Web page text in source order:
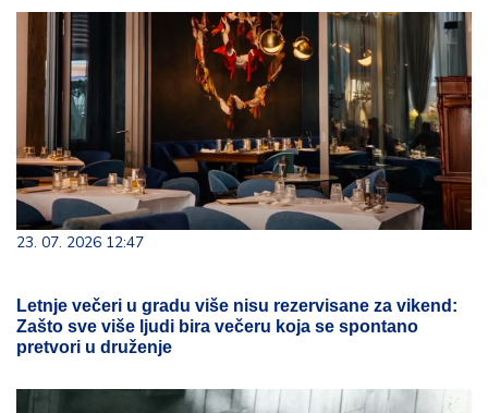
23. 07. 2026 12:47
Letnje večeri u gradu više nisu rezervisane za vikend:
Zašto sve više ljudi bira večeru koja se spontano
pretvori u druženje